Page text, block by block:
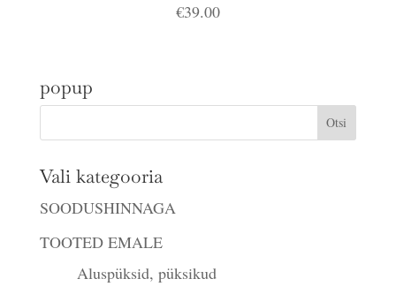
€39.00
popup
Vali kategooria
SOODUSHINNAGA
TOOTED EMALE
Aluspüksid, püksikud